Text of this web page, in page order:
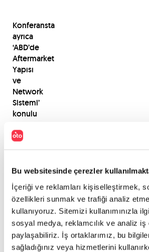
Bu websitesinde çerezler
İçeriği ve reklamları kişiselleştirmek,
özellikleri sunmak ve trafiği analiz
kullanıyoruz. Sitemizi kullanımınızla
sosyal medya, reklamcılık ve analiz iş
paylaşabiliriz. İş ortaklarımız, bu
sağladığınız veya hizmetlerini
Konferansta
ayrıca
‘ABD’de
Aftermarket
Yapısı
ve
Network
Sistemi’
konulu
panel
PAYLAŞ